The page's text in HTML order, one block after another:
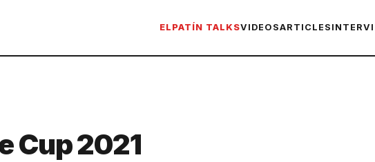
ELPATÍN TALKSVIDEOSARTICLES
Cup 2021